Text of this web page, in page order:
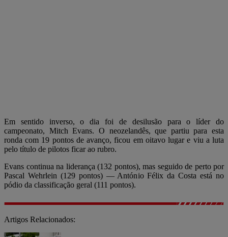
Em sentido inverso, o dia foi de desilusão para o líder do
campeonato, Mitch Evans. O neozelandês, que partiu para esta
ronda com 19 pontos de avanço, ficou em oitavo lugar e viu a luta
pelo título de pilotos ficar ao rubro.
Evans continua na liderança (132 pontos), mas seguido de perto por
Pascal Wehrlein (129 pontos) — António Félix da Costa está no
pódio da classificação geral (111 pontos).
Artigos Relacionados: